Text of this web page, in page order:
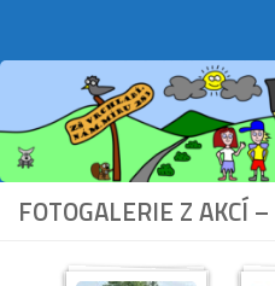
FOTOGALERIE Z